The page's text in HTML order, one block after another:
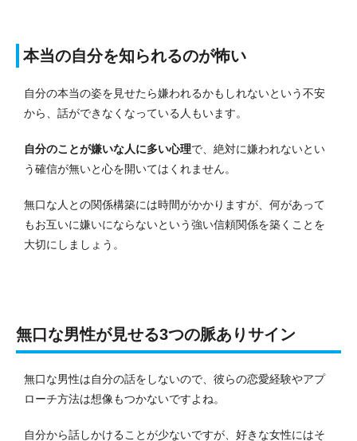
本当の自分を知られるのが怖い
自分の本当の姿を見せたら嫌われるかもしれないという不安
から、話ができなくなっている人もいます。
自分のことが嫌いな人に多い心理で、絶対に嫌われないとい
う確信が無いと心を開いてはくれません。
無口な人との関係構築には時間がかかりますが、何があって
もお互いに嫌いにならないという強い信頼関係を築くことを
大切にしましょう。
無口な男性が見せる3つの脈ありサイン
無口な男性は自分の話をしないので、彼らの恋愛経験やアプ
ローチ方法は想像もつかないですよね。
自分から話しかけることが少ないですが、好きな女性にはそ